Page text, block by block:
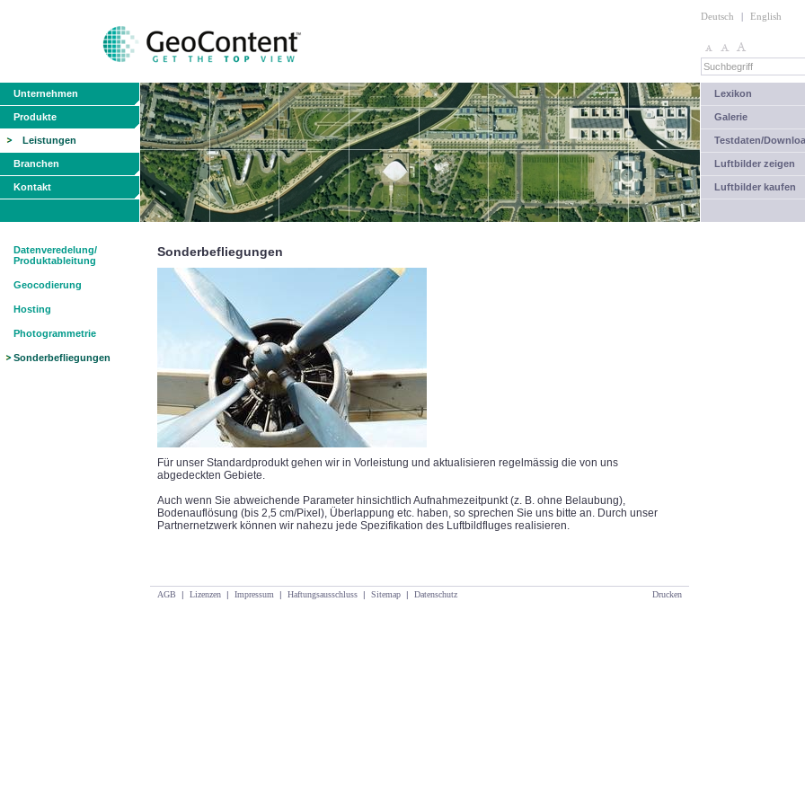
Deutsch | English
Unternehmen
Produkte
Leistungen
Branchen
Kontakt
Lexikon
Galerie
Testdaten/
Luftbilder zeigen
Luftbilder kaufen
Datenveredelung/
Produktableitung
Geocodierung
Hosting
Photogrammetrie
Sonderbefliegungen
Sonderbefliegungen
Für unser Standardprodukt gehen wir in Vorleistung und aktualisieren regelmässig die von uns
abgedeckten Gebiete.
Auch wenn Sie abweichende Parameter hinsichtlich Aufnahmezeitpunkt (z. B. ohne Belaubung),
Bodenauflösung (bis 2,5 cm/Pixel), Überlappung etc. haben, so sprechen Sie uns bitte an. Durch unser
Partnernetzwerk können wir nahezu jede Spezifikation des Luftbildfluges realisieren.
AGB | Lizenzen | Impressum | Haftungsausschluss | Sitemap | Datenschutz Drucken